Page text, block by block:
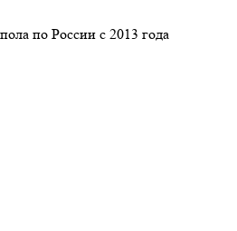
по России с 2013 года